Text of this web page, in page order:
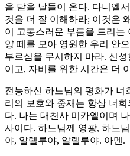
을 닫을 날들이 온다. 다니엘
것을 더 잘 이해하라; 이것은
이 고통스러운 부름을 드리는
양 떼를 모아 영원한 우리 안
부르심을 무시하지 마라. 신
이고, 자비를 위한 시간은 더
전능하신 하느님의 평화가 너
리의 보호와 중재는 항상 너
다. 나는 대천사 미카엘이며
사이다. 하느님께 영광, 하느
야, 알렐루야, 알렐루야. 아멘.